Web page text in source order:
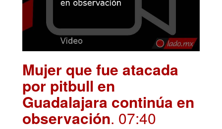
Mujer que fue atacada
por pitbull en
Guadalajara continúa en
observación. 07:40